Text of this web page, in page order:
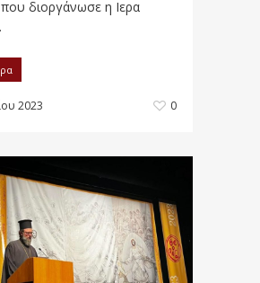
διοργάνωσε η Ιερα
2023 0